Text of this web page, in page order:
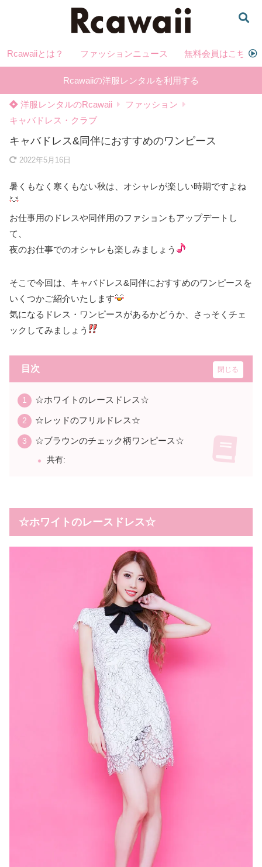
Rcawaiiとは？ ファッションニュース 無料会員はこちら
Rcawaiiの洋服レンタルを利用する
洋服レンタルのRcawaii
ファッション
キャバドレス・クラブ
キャバドレス&同伴におすすめのワンピース
2022年5月16日
暑くもなく寒くもない秋は、オシャレが楽しい時期ですよね
お仕事用のドレスや同伴用のファションもアップデートし
て、
夜のお仕事でのオシャレも楽しみましょう
そこで今回は、キャバドレス&同伴におすすめのワンピースを
いくつかご紹介いたします
気になるドレス・ワンピースがあるかどうか、さっそくチェ
ックしてみましょう
目次
☆ホワイトのレースドレス☆
☆レッドのフリルドレス☆
☆ブラウンのチェック柄ワンピース☆
共有:
☆ホワイトのレースドレス☆